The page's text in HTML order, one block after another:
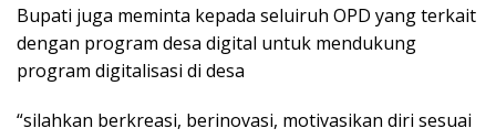
Bupati juga meminta kepada seluiruh OPD yang terkait
dengan program desa digital untuk mendukung
program digitalisasi di desa
“silahkan berkreasi, berinovasi, motivasikan diri sesuai